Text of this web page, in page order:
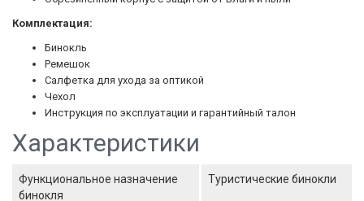
Комплектация:
Бинокль
Ремешок
Салфетка для ухода за оптикой
Чехол
Инструкция по эксплуатации и гарантийный талон
Характеристики
Функциональное назначение
бинокля
Туристические бинокли